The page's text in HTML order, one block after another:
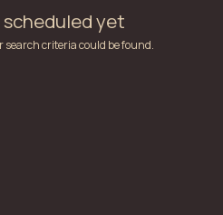
scheduled yet
search criteria could be found.